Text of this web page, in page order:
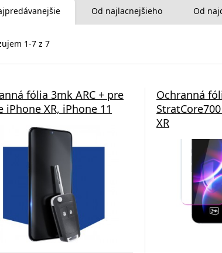
Od najlacnejšieho Od
1-7 z 7
fólia 3mk ARC + pre
iPhone XR, iPhone 11
Ochranná
XR